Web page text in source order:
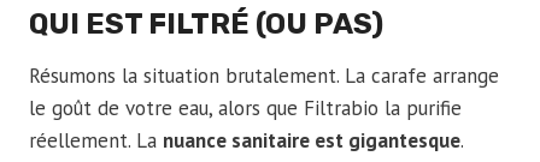
QUI EST FILTRÉ (OU PAS)
Résumons la situation brutalement. La carafe arrange
le goût de votre eau, alors que Filtrabio la purifie
réellement. La nuance sanitaire est gigantesque.